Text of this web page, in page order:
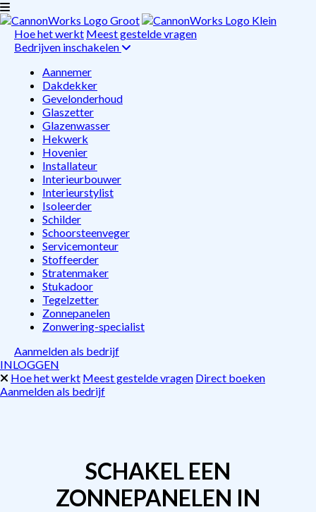
Hoe het werkt Meest gestelde vragen
Bedrijven inschakelen
Aannemer
Dakdekker
Gevelonderhoud
Glaszetter
Glazenwasser
Hekwerk
Hovenier
Installateur
Interieurbouwer
Interieurstylist
Isoleerder
Schilder
Schoorsteenveger
Servicemonteur
Stoffeerder
Stratenmaker
Stukadoor
Tegelzetter
Zonnepanelen
Zonwering-specialist
Aanmelden als bedrijf
INLOGGEN
Hoe het werkt Meest gestelde vragen Direct boeken
Aanmelden als bedrijf
SCHAKEL EEN
ZONNEPANELEN IN